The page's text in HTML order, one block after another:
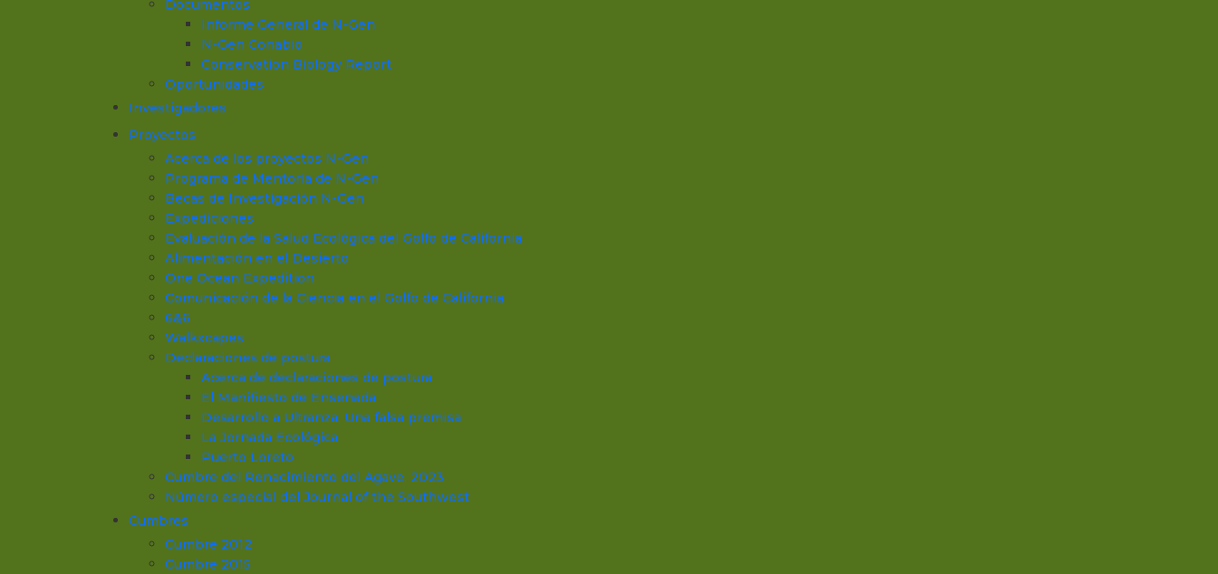
Documentos
Informe General de N-Gen
N-Gen Conabio
Conservation Biology Report
Oportunidades
Investigadores
Proyectos
Acerca de los proyectos N-Gen
Programa de Mentoría de N-Gen
Becas de Investigación N-Gen
Expediciones
Evaluación de la Salud Ecológica del Golfo de California
Alimentación en el Desierto
One Ocean Expedition
Comunicación de la Ciencia en el Golfo de California
6&6
Walkxcapes
Declaraciones de postura
Acerca de declaraciones de postura
El Manifiesto de Ensenada
Desarrollo a Ultranza: Una falsa premisa
La Jornada Ecológica
Puerto Loreto
Cumbre del Renacimiento del Agave, 2023
Número especial del Journal of the Southwest
Cumbres
Cumbre 2012
Cumbre 2015